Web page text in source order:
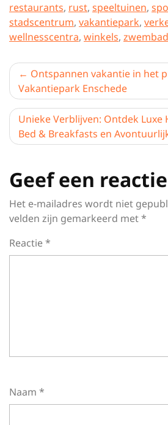
restaurants, rust, speeltuinen,
stadscentrum, vakantiepark,
wellnesscentra, winkels,
Ontspannen vakantie in het
Vakantiepark Enschede
Unieke Verblijven: Ontdek Luxe
Bed & Breakfasts en
Geef een reactie
Het e-mailadres wordt niet
velden zijn gemarkeerd met*
Reactie*
Naam *